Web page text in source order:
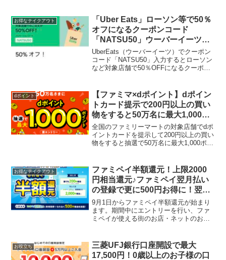
楽天Pashaのトクダネをゲットしておき
ましょう。...
お得なテイクアウト
「Uber Eats」ローソン等で50％
オフになるクーポンコード
「NATSU50」ウーバーイーツ招
待クーポンコードで初回1800円
割引
UberEats（ウーバーイーツ）でクーポン
コード「NATSU50」入力するとローソン
など対象店舗で50％OFFになるクーポン
ン、マックスバリュ、成城石井、東武ス
ト...
dポイント
【ファミマ×dポイント】dポイン
トカード提示で200円以上の買い
物をすると50万名に最大1,000ポ
イントが当たる
全国のファミリーマートの対象店舗でdポ
イントカードを提示して200円以上の買い
物をすると抽選で50万名に最大1,000ポイ
1等：1,000ポイント ・・・1,00...
お得なテイクアウト
ファミペイ半額還元！上限2000
円相当還元♪ファミペイ翌月払い
の登録で更に500円お得に！翌月
払いしなくても対象
9月1日からファミペイ半額還元が始まり
ます。期間中にエントリーを行い、ファ
ミペイが使える街のお店・ネットのお店
ペイボーナスがもれなくもらえます。フ
ァミマを除く街のお店、...
お役立ち
三菱UFJ銀行口座開設で最大
17,500円！0歳以上のお子様の口